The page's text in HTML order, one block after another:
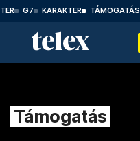
G7 KARAKTER TÁMOGATÁS
Támogatás